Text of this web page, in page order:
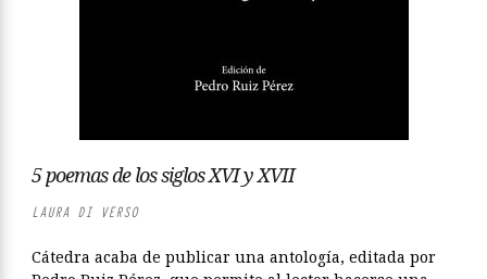
5 poemas de los siglos XVI y XVII
LAURA DI VERSO
Cátedra acaba de publicar una antología, editada por